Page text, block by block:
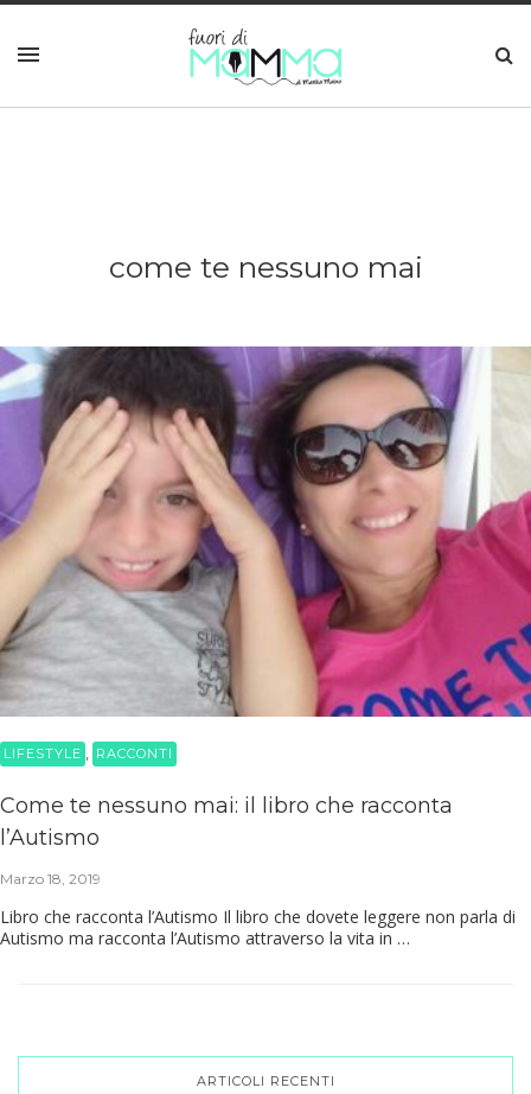
come te nessuno mai
LIFESTYLE RACCONTI
Come te nessuno mai: il libro che racconta
l’Autismo
Marzo 18, 2019
Libro che racconta l’Autismo Il libro che dovete leggere non parla di
Autismo ma racconta l’Autismo attraverso la vita in …
ARTICOLI RECENTI